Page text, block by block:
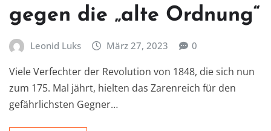
gegen die „alte Ordnung“
Leonid Luks März 27, 2023 0
Viele Verfechter der Revolution von 1848, die sich nun
zum 175. Mal jährt, hielten das Zarenreich für den
gefährlichsten Gegner…